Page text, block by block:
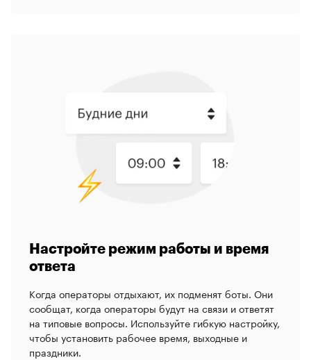
Настройте режим работы и время
ответа
Когда операторы отдыхают, их подменят боты. Они
сообщат, когда операторы будут на связи и ответят
на типовые вопросы. Используйте гибкую настройку,
чтобы установить рабочее время, выходные и
праздники.